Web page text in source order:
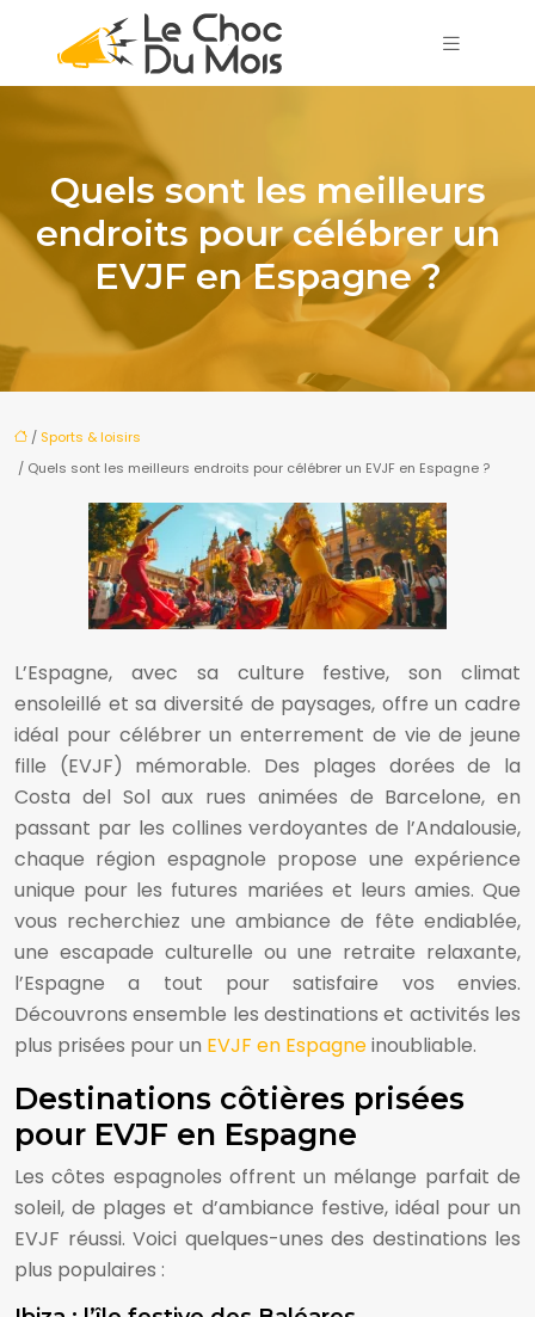
Quels sont les meilleurs
endroits pour célébrer un
EVJF en Espagne ?
/ Sports & loisirs
/ Quels sont les meilleurs endroits pour célébrer un EVJF en Espagne ?
L’Espagne, avec sa culture festive, son climat
ensoleillé et sa diversité de paysages, offre un cadre
idéal pour célébrer un enterrement de vie de jeune
fille (EVJF) mémorable. Des plages dorées de la
Costa del Sol aux rues animées de Barcelone, en
passant par les collines verdoyantes de l’Andalousie,
chaque région espagnole propose une expérience
unique pour les futures mariées et leurs amies. Que
vous recherchiez une ambiance de fête endiablée,
une escapade culturelle ou une retraite relaxante,
l’Espagne a tout pour satisfaire vos envies.
Découvrons ensemble les destinations et activités les
plus prisées pour un EVJF en Espagneinoubliable.
Destinations côtières prisées
pour EVJF en Espagne
Les côtes espagnoles offrent un mélange parfait de
soleil, de plages et d’ambiance festive, idéal pour un
EVJF réussi. Voici quelques-unes des destinations les
plus populaires :